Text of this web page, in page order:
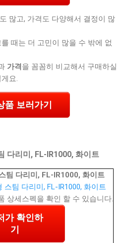
많고, 가격도 다양해서 결정이 많
때는 더 고민이 많을 수 밖에 없
가격 을 꼼꼼히 비교해서 구매하실
요.
품 보러가기
다리미, FL-IR1000, 화이트
팀 다리미, FL-IR1000, 화이트
상세스펙을 확인 할 수 있습니다.
가 확인하
기